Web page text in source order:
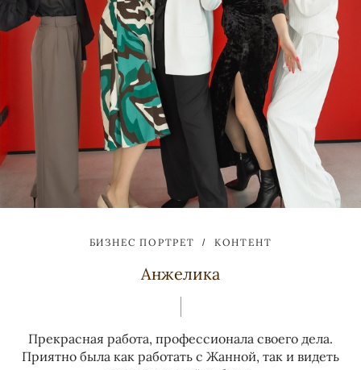
БИЗНЕС ПОРТРЕТ КОНТЕНТ
Анжелика
Прекрасная работа, профессионала своего дела.
Приятно была как работать с Жанной, так и видеть